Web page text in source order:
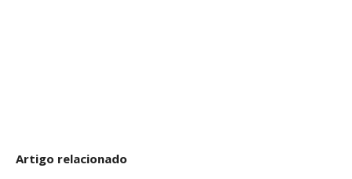
Artigo relacionado